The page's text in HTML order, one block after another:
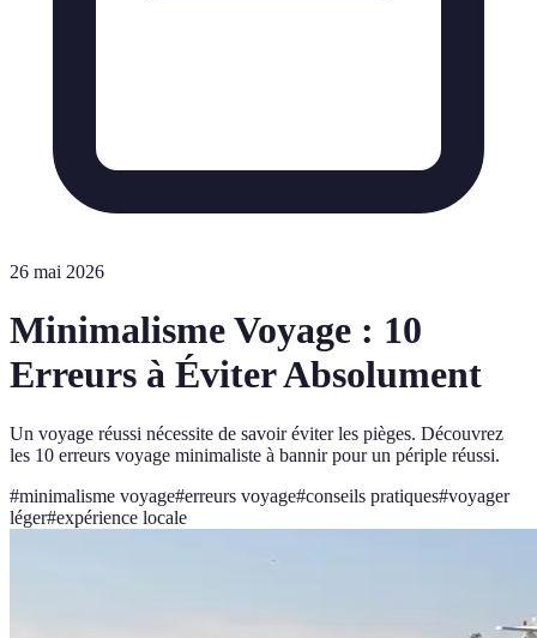
26 mai 2026
Minimalisme Voyage : 10
Erreurs à Éviter Absolument
Un voyage réussi nécessite de savoir éviter les pièges. Découvrez
les 10 erreurs voyage minimaliste à bannir pour un périple réussi.
#minimalisme voyage#erreurs voyage#conseils pratiques#voyager
léger#expérience locale